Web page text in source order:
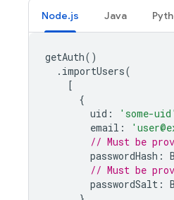
Node.js Java
getAuth()
. importUsers(
[
{
uid : 'some-uid'
email :
// Must be
passwordHash :
// Must be
passwordSalt :